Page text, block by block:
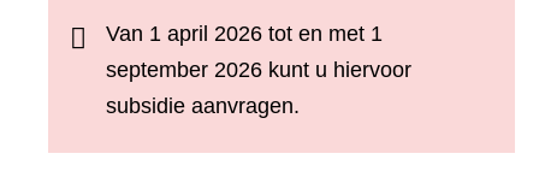
Van 1 april 2026 tot en met 1
september 2026 kunt u hiervoor
subsidie aanvragen.